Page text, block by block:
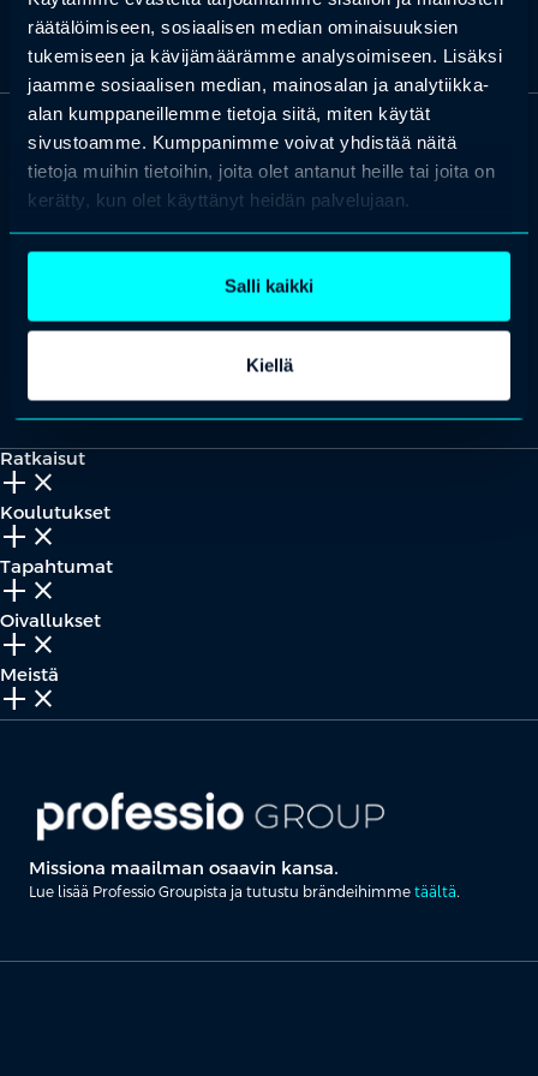
räätälöimiseen, sosiaalisen median ominaisuuksien
tukemiseen ja kävijämäärämme analysoimiseen. Lisäksi
jaamme sosiaalisen median, mainosalan ja analytiikka-
alan kumppaneillemme tietoja siitä, miten käytät
sivustoamme. Kumppanimme voivat yhdistää näitä
tietoja muihin tietoihin, joita olet antanut heille tai joita on
kerätty, kun olet käyttänyt heidän palvelujaan.
Salli kaikki
Kiellä
OTA YHTEYTTÄ
Keilaranta 1 A, 02150 Espoo
Ratkaisut
add_2 close
Koulutukset
add_2 close
Tapahtumat
add_2 close
Oivallukset
add_2 close
Meistä
add_2 close
Missiona maailman osaavin kansa.
Lue lisää Professio Groupista ja tutustu brändeihimme täältä.